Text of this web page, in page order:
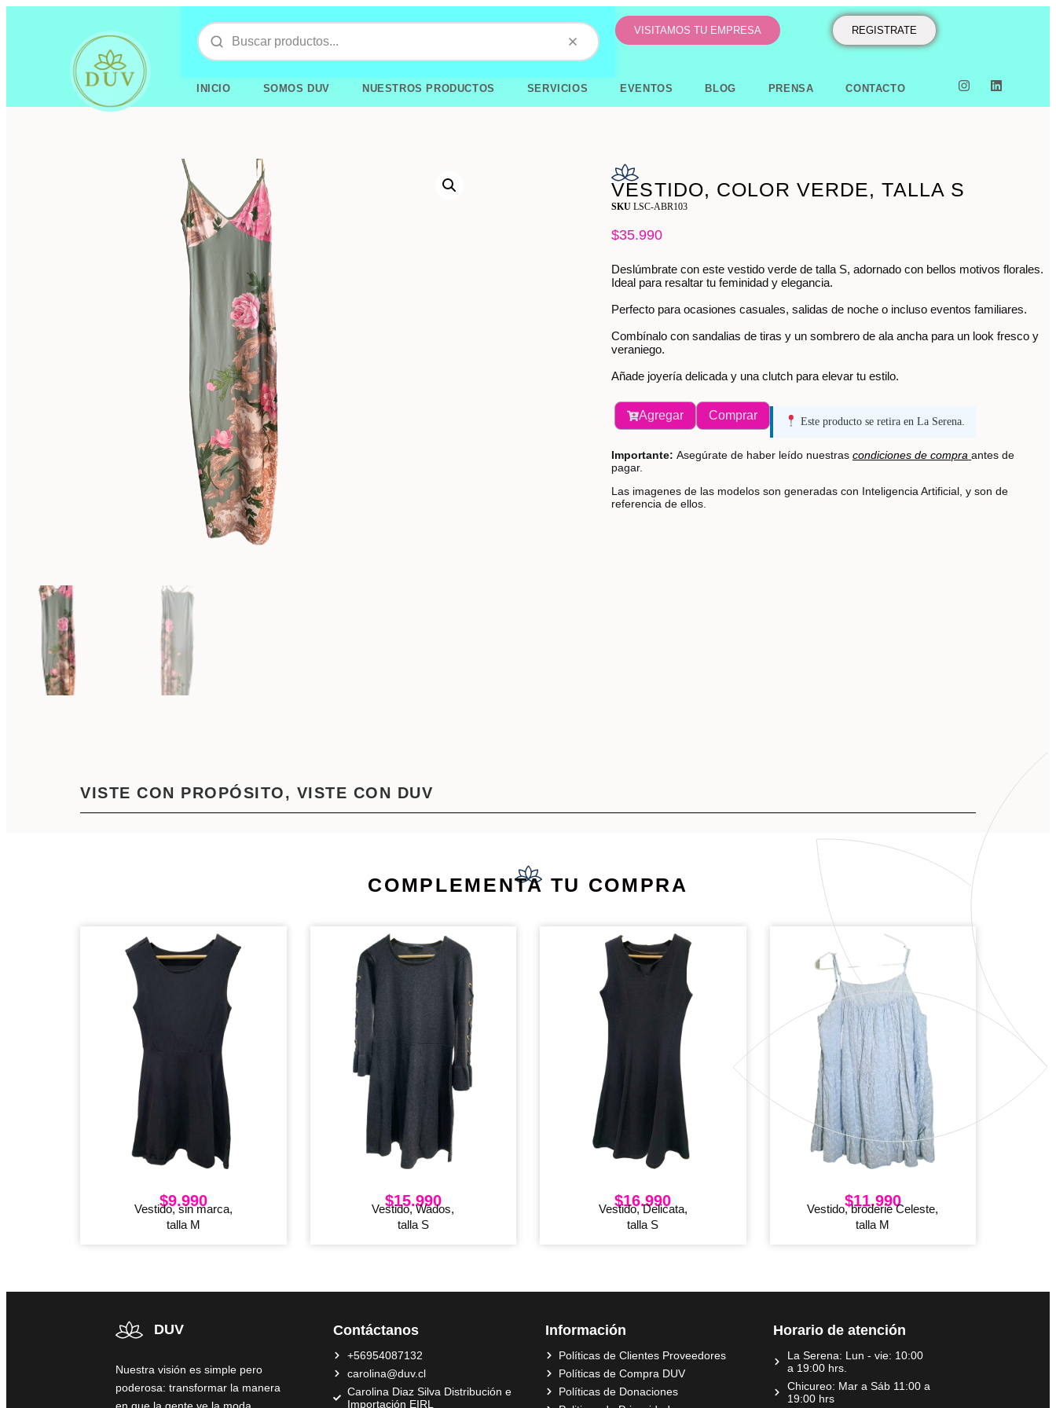
VISITAMOS TU EMPRESA REGISTRATE
INICIO SOMOS DUV NUESTROS PRODUCTOS SERVICIOS EVENTOS BLOG PRENSA CONTACTO
VESTIDO, COLOR VERDE, TALLA S
SKULSC-ABR103
$35.990
Deslúmbrate con este vestido verde de talla S, adornado con bellos motivos florales.
Ideal para resaltar tu feminidad y elegancia.
Perfecto para ocasiones casuales, salidas de noche o incluso eventos familiares.
Combínalo con sandalias de tiras y un sombrero de ala ancha para un look fresco y
veraniego.
Añade joyería delicada y una clutch para elevar tu estilo.
Agregar Comprar Este producto se retira en La Serena.
Importante: Asegúrate de haber leído nuestrascondiciones de compra antes de
pagar.
Las imagenes de las modelos son generadas con Inteligencia Artificial, y son de
referencia de ellos.
VISTE CON PROPÓSITO, VISTE CON DUV
COMPLEMENTA TU COMPRA
$9.990
Vestido, sin marca,
talla M
$15.990
Vestido, Wados,
talla S
$16.990
Vestido, Delicata,
talla S
$11.990
Vestido, broderie Celeste,
talla M
DUV
Nuestra visión es simple pero
poderosa: transformar la manera
Contáctanos
+56954087132
carolina@duv.cl
Carolina Diaz Silva Distribución e
Importación EIRL
Información
Políticas de Clientes Proveedores
Políticas de Compra DUV
Políticas de Donaciones
Horario de atención
La Serena: Lun - vie: 10:00
a 19:00 hrs.
Chicureo: Mar a Sáb 11:00 a
19:00 hrs